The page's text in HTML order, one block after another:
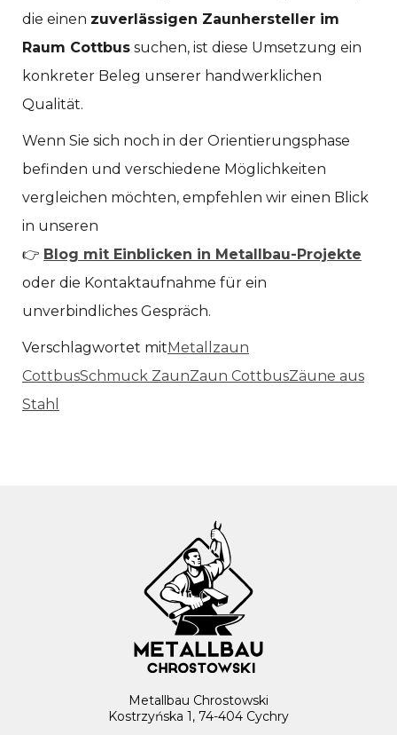
die einen zuverlässigen Zaunhersteller im
Raum Cottbus suchen, ist diese Umsetzung ein
konkreter Beleg unserer handwerklichen
Qualität.
Wenn Sie sich noch in der Orientierungsphase
befinden und verschiedene Möglichkeiten
vergleichen möchten, empfehlen wir einen Blick
in unseren
👉 Blog mit Einblicken in Metallbau-Projekte
oder die Kontaktaufnahme für ein
unverbindliches Gespräch.
Verschlagwortet mitMetallzaun
CottbusSchmuck ZaunZaun CottbusZäune aus
Stahl
Metallbau Chrostowski
Kostrzyńska 1, 74-404 Cychry